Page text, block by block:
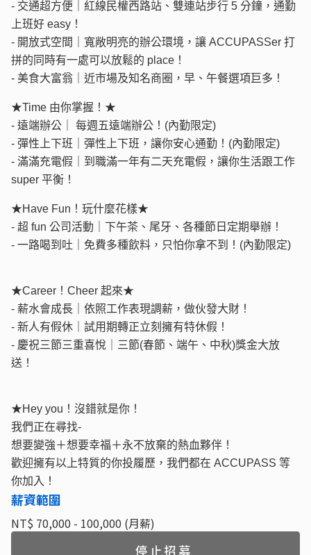
- 交通超方便｜紅線民權西路站、雙連站步行 5 分鐘，通勤
上班好 easy！
- 開放式空間｜寬敞明亮的辦公環境，讓 ACCUPASSer 打
拼的同時有一處可以放鬆的 place！
- 美食大富翁｜近市場及知名商圈，早、午餐選項巨多！
★Time 由你掌握！★
- 遠端辦公｜ 每週五遠端辦公！(內勤限定)
- 彈性上下班｜彈性上下班，讓你安心通勤！(內勤限定)
- 滿滿充電假｜到職滿一年有二天充電假，讓你生活跟工作
super 平衡！
★Have Fun！玩什麼花樣★
- 超 fun 公司活動｜下午茶、尾牙、各種節日定期舉辦！
- 一路喝到吐｜免費多種飲料，只怕你拿不到！(內勤限定)
★Career！Cheer 起來★
- 薪水會成長｜依照工作表現調薪，做伙發大財！
- 新人有假休｜試用期轉正立刻擁有特休假！
- 慶祝三節三重喜悅｜三節(春節、端午、中秋)獎金大放
送！
★Hey you！沒錯就是你！
我們正在尋找-
想要變強＋想要幸福＋永不放棄的熱血夥伴！
歡迎擁有以上特質的你投履歷，我們都在 ACCUPASS 等
你加入！
薪資範圍
NT$ 70,000 - 100,000 (月薪)
停止招募